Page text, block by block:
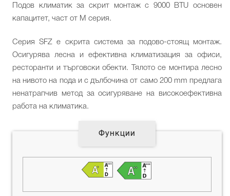
Подов климатик за скрит монтаж с 9000 BTU основен
капацитет, част от М серия.
Серия SFZ е скрита система за подово-стоящ монтаж.
Осигурява лесна и ефективна климатизация за офиси,
ресторанти и търговски обекти. Тялото се монтира лесно
на нивото на пода и с дълбочина от само 200 mm предлага
ненатрапчив метод за осигуряване на високоефективна
работа на климатика.
Функции